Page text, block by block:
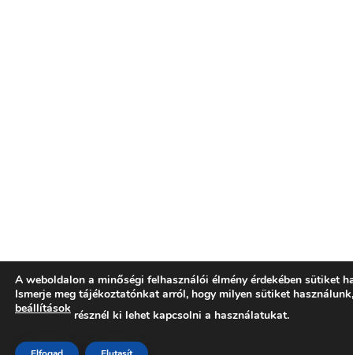
A weboldalon a minőségi felhasználói élmény érdekében sütiket
Ismerje meg tájékoztatónkat arról, hogy milyen sütiket
beállítások résznél ki lehet kapcsolni a használatukat.